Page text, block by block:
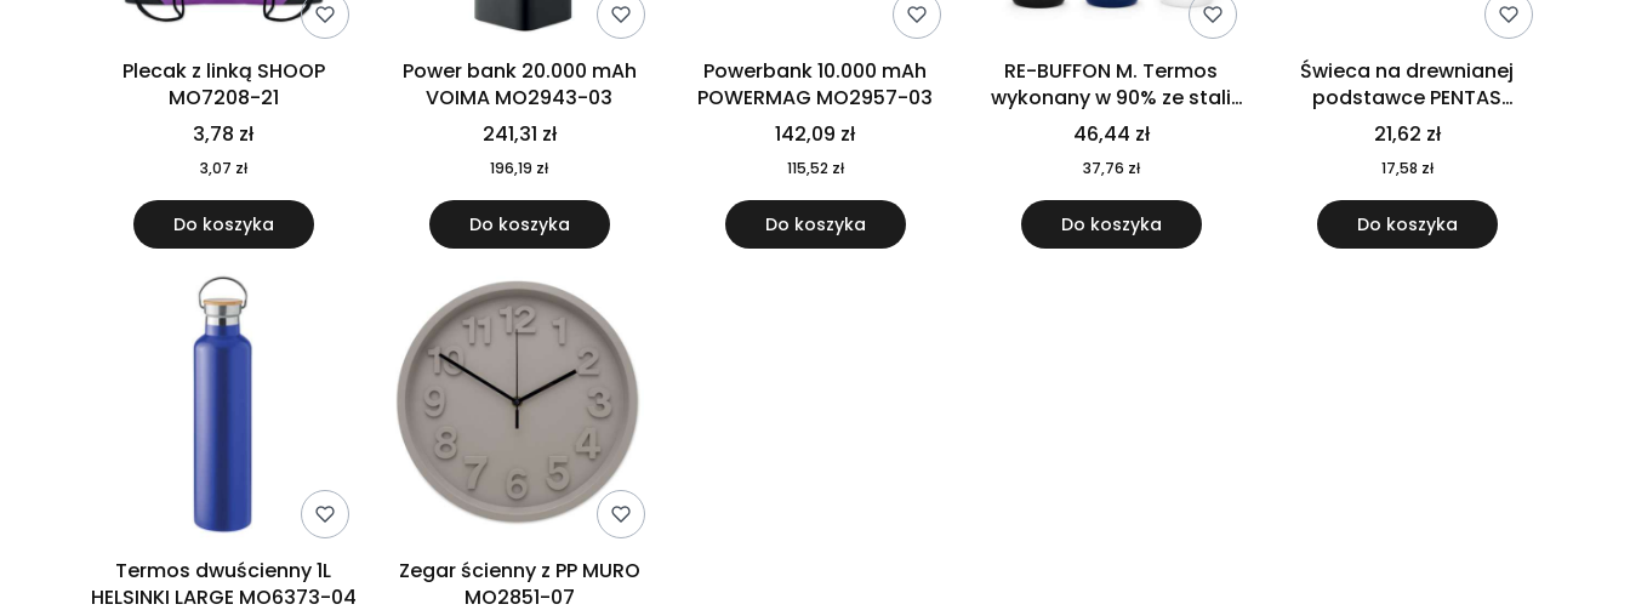
Plecak z linką SHOOP
MO7208-21
3,78 zł
3,07 zł
Do koszyka
Power bank 20.000 mAh
VOIMA MO2943-03
241,31 zł
196,19 zł
Do koszyka
Powerbank 10.000 mAh
POWERMAG MO2957-03
142,09 zł
115,52 zł
Do koszyka
RE-BUFFON M. Termos
wykonany w 90% ze stali
nierdzewnej pochodzącej z
recyklingu 520 ml 94294
46,44 zł
37,76 zł
Do koszyka
Świeca na drewnianej
podstawce PENTAS
MO6282-40
21,62 zł
17,58 zł
Do koszyka
Termos dwuścienny 1L
HELSINKI LARGE MO6373-04
Zegar ścienny z PP MURO
MO2851-07